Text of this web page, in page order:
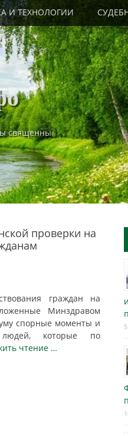
И ТЕХНОЛОГИИ
священны
проверки на
граждан на
Минздравом
спорные моменты и
которые по
чтение …